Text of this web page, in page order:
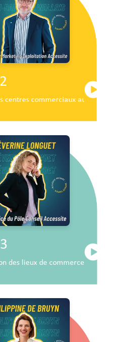
centres commerciaux au service du
des lieux de commerce